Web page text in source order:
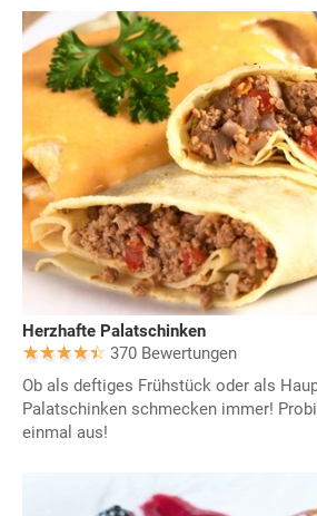
Herzhafte Palatschinken
370 Bewertungen
Ob als deftiges Frühstück oder als
Palatschinken schmecken immer!
einmal aus!